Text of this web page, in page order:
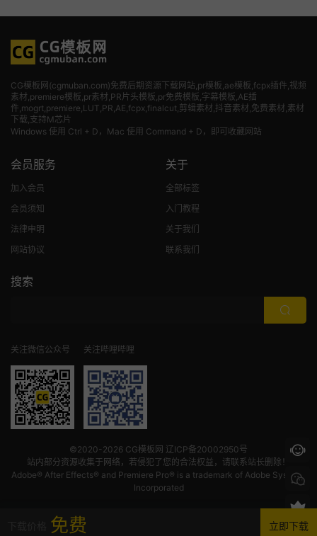
免费 立即下载
CG模板网(cgmuban.com)免费后期资源下载网站,pr模板,ae模板,fcpx插件,视频
素材 ,premiere模板,pr素材,PR片头模板,pr免费模板,字幕模板,AE插
件,mogrt,premiere,LUT,PR,AE,fcpx,finalcut,剪辑素材,抖音素材,免费素材,素材
下载,支持M芯片
Windows 使用 Ctrl + D，Mac 使用 Command + D，即可收藏网站
会员服务
加入会员
会员须知
法律申明
网站协议
关于
全部标签
入门教程
关于我们
联系我们
搜索
关注微信公众号 关注哔哩哔哩
©2020-2026 CG模板网 辽ICP备20002950号
站内部分资源收集于网络，若侵犯了您的合法权益，请联系站长删除！
Adobe® After Effects® and Premiere Pro® is a trademark of Adobe Systems
Incorporated
我的